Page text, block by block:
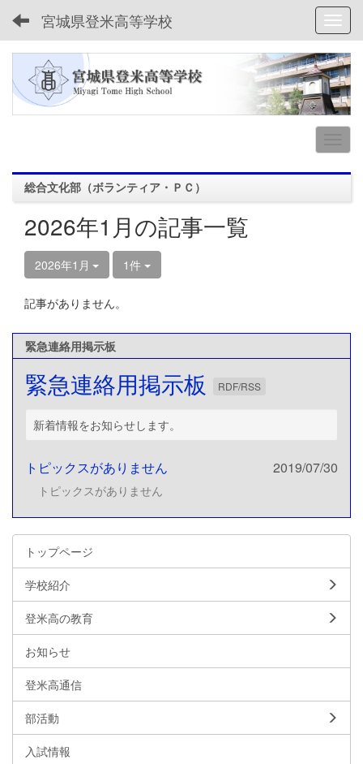
宮城県登米高等学校
総合文化部（ボランティア・ＰＣ）
2026年1月の記事一覧
2026年1月 1件
記事がありません。
緊急連絡用掲示板
緊急連絡用掲示板 RDF/RSS
新着情報をお知らせします。
トピックスがありません 2019/07/30
トピックスがありません
トップページ
学校紹介
登米高の教育
お知らせ
登米高通信
部活動
入試情報